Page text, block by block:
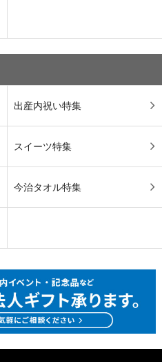
出産内祝い特集
スイーツ特集
今治タオル特集